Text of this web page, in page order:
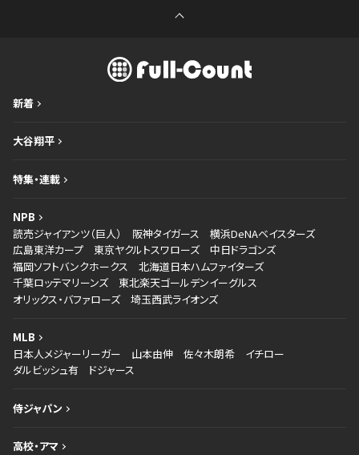
新着
大谷翔平
特集・連載
NPB
読売ジャイアンツ（巨人）
阪神タイガース
横浜DeNAベイスターズ
広島東洋カープ
東京ヤクルトスワローズ
中日ドラゴンズ
福岡ソフトバンクホークス
北海道日本ハムファイターズ
千葉ロッテマリーンズ
東北楽天ゴールデンイーグルス
オリックス・バファローズ
埼玉西武ライオンズ
MLB
日本人メジャーリーガー
山本由伸 佐々木朗希
イチロー
ダルビッシュ有
ドジャース
侍ジャパン
高校・アマ